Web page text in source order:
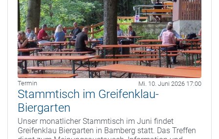
Termin Mi. 10. Juni 2026 17:00
Stammtisch im Greifenklau-
Biergarten
Unser monatlicher Stammtisch im Juni findet
Greifenklau Biergarten in Bamberg statt. Das Treffen